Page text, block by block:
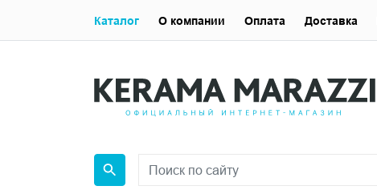
Каталог О компании Оплата Доставка